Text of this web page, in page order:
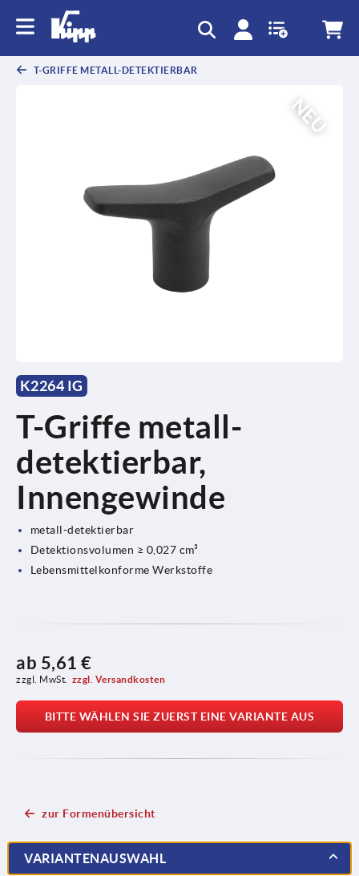
T-GRIFFE METALL-DETEKTIERBAR
NEU
K2264 IG
T-Griffe metall-
detektierbar,
Innengewinde
metall-detektierbar
Detektionsvolumen ≥ 0,027 cm³
Lebensmittelkonforme Werkstoffe
ab 5,61 €
zzgl. MwSt. zzgl. Versandkosten
BITTE WÄHLEN SIE ZUERST EINE VARIANTE AUS
zur Formenübersicht
VARIANTENAUSWAHL